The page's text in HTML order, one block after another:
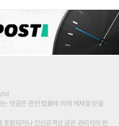
댓글은 관련 법률에 의해 제재를 받을
포함되거나 인신공격성 글은 관리자의 판